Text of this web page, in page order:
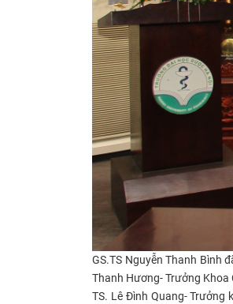
GS.TS Nguyễn Thanh Bình
Thanh Hương- Trưởng Khoa
TS. Lê Đình Quang- Trưởng